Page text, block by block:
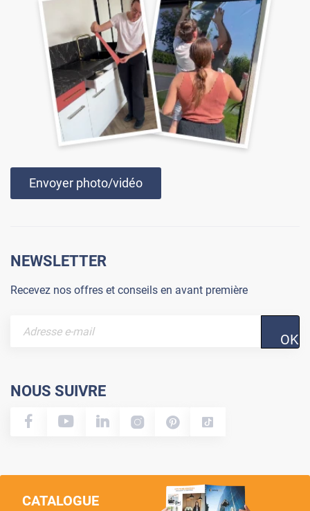
Envoyer photo/vidéo
NEWSLETTER
Recevez nos offres et conseils en avant première
OK
NOUS SUIVRE
CATALOGUE